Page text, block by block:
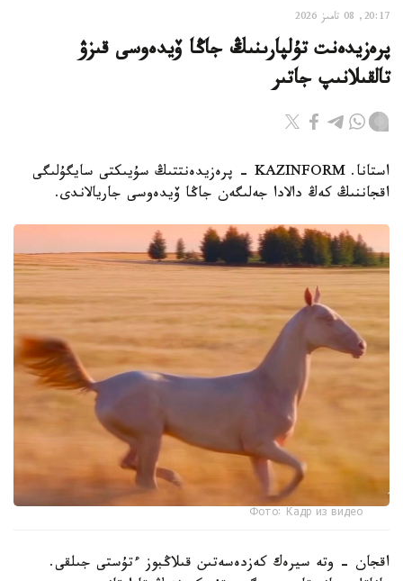
20:17, 08 تامىز 2026
پرەزيدەنت تۇلپارىنىڭ جاڭا ۆيدەوسى قىزۋ
تالقىلانىپ جاتىر
استانا. KAZINFORM - پرەزيدەنتتىڭ سۇيىكتى سايگۇلىگى
اقجاننىڭ كەڭ دالادا جەلىگەن جاڭا ۆيدەوسى جاريالاندى.
Фото: Кадр из видео
اقجان - وتە سيرەك كەزدەسەتىن قىلاڭبوز ءتۇستى جىلقى.